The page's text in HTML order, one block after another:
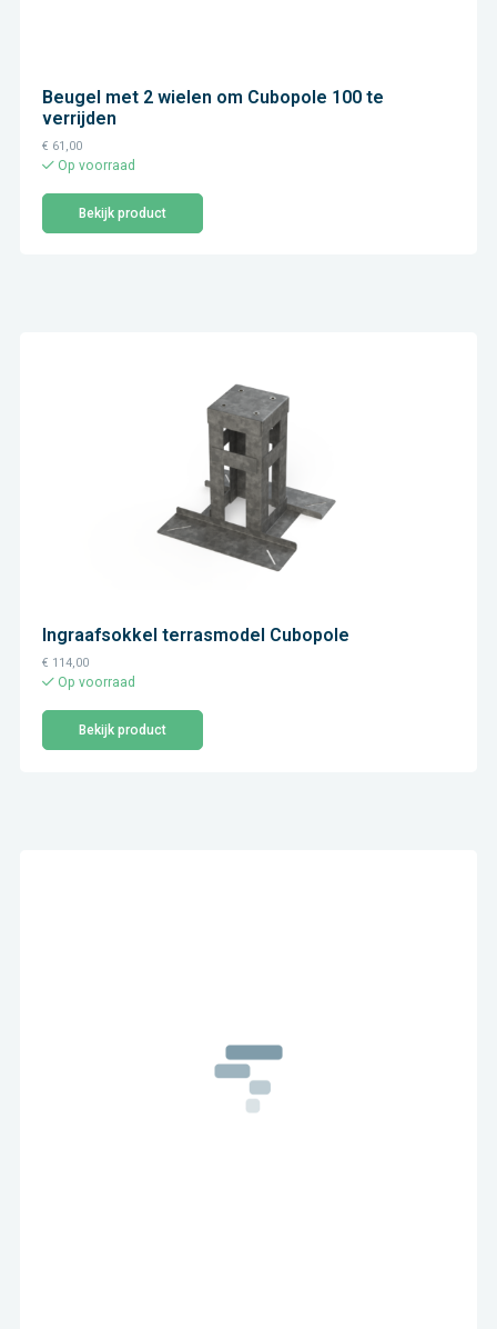
Beugel met 2 wielen om Cubopole 100 te
verrijden
€ 61,00
Op voorraad
Bekijk product
Ingraafsokkel terrasmodel Cubopole
€ 114,00
Op voorraad
Bekijk product